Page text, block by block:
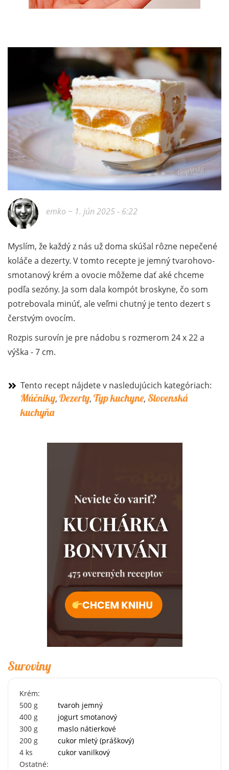
emko ~ 1. jún 2025 - 6:22
Myslím, že každý z nás už doma skúšal rôzne nepečené
koláče a dezerty. V tomto recepte je jemný tvarohovo-
smotanový krém a ovocie môžeme dať aké chceme
podľa sezóny. Ja som dala kompót broskyne, čo som
potrebovala minúť, ale veľmi chutný je tento dezert s
čerstvým ovocím.
Rozpis surovín je pre nádobu s rozmerom 24 x 22 a
výška - 7 cm.
Tento recept nájdete v nasledujúcich kategóriach:
Múčniky, Dezerty, Typ kuchyne, Slovenská
kuchyňa
Suroviny
Krém:
500 g
tvaroh jemný
400 g
jogurt smotanový
300 g
maslo nátierkové
200 g
cukor mletý (práškový)
4 ks
cukor vanilkový
Ostatné: